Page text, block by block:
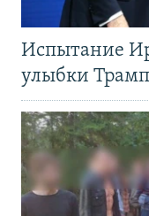
Испытание
улыбки